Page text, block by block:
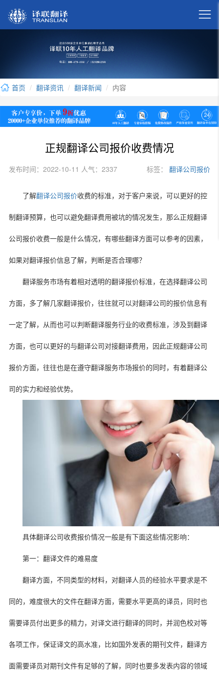

首页 翻译资讯 翻译新闻 内容
正规翻译公司报价收费情况
发布时间：2022-10-11 人气：2337 标签： 翻译公司报价
了解翻译公司报价收费的标准，对于客户来说，可以更好的控
制翻译预算，也可以避免翻译费用被坑的情况发生，那么正规翻译
公司报价收费一般是什么情况，有哪些翻译方面可以参考的因素，
如果对翻译报价信息了解，判断是否合理哪？
翻译服务市场有着相对透明的翻译报价标准，在选择翻译公司
方面，多了解几家翻译报价，往往就可以对翻译公司的报价信息有
一定了解，从而也可以判断翻译服务行业的收费标准，涉及到翻译
方面，也可以更好的与翻译公司对接翻译费用，因此正规翻译公司
报价方面，往往也是在遵守翻译服务市场报价的同时，有着翻译公
司的实力和经验优势。
具体翻译公司收费报价情况一般是有下面这些情况影响：
第一：翻译文件的难易度
翻译方面，不同类型的材料，对翻译人员的经验水平要求是不
同的，难度很大的文件在翻译方面，需要水平更高的译员，同时也
需要译员付出更多的精力，对译文进行翻译的同时，并润色校对等
各项工作，保证译文的高水准，比如国外发表的期刊文件，翻译方
面需要译员对期刊文件有足够的了解，同时也要多发表内容的领域